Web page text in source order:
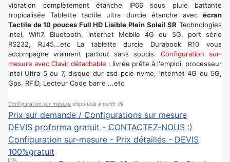
vibration complètement étanche IP66 sous pluie battante
tropicalisée Tablette tactile ultra durcie étanche avec écran
Tactile de 10 pouces Full HD Lisible Plein Soleil SR Technologies
intel, Wifi7, Bluetooth, internet Mobile 4G ou 5G, port série
RS232, RJ45...etc La tablette durcie Durabook R10 vous
accompagne vraiment partout sans soucis. Configuration sur-
mesure avec Clavir détachable : livrée prête à l'emploi, processeur
intel Ultra 5 ou 7, disque dur ssd pcie nvme, internet 4G ou 5G,
Gps, RFiD, Lecteur Code barre ...etc
Configuration sur mesure disponible à partir de
Prix sur demande / Configurations sur mesure
DEVIS proforma gratuit - CONTACTEZ-NOUS :)
Configuration sur-mesure - Prix détaillés - DEVIS
100%gratuit